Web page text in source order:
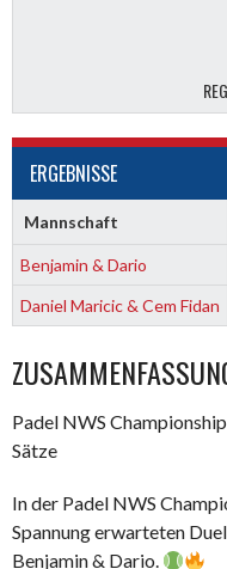
ERGEBNISSE
Mannschaft
Benjamin & Dario
Daniel Maricic & Cem Fidan
Padel NWS
Sätze
In der Padel NWS
Spannung erwarteten
Benjamin & Dario.